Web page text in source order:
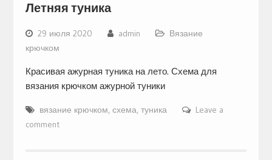
Летняя туника
29 июля 2020 admin
Вязание
крючком
Красивая ажурная туника на лето. Схема для
вязания крючком ажурной туники
вязание крючком, схема, туника
Leave a
comment